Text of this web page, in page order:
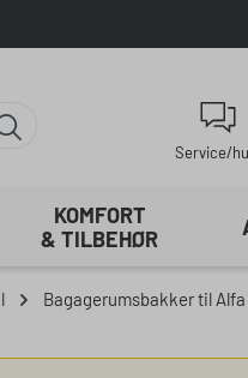
Service/
KOMFORT
& TILBEHØR
Bagagerumsbakker til